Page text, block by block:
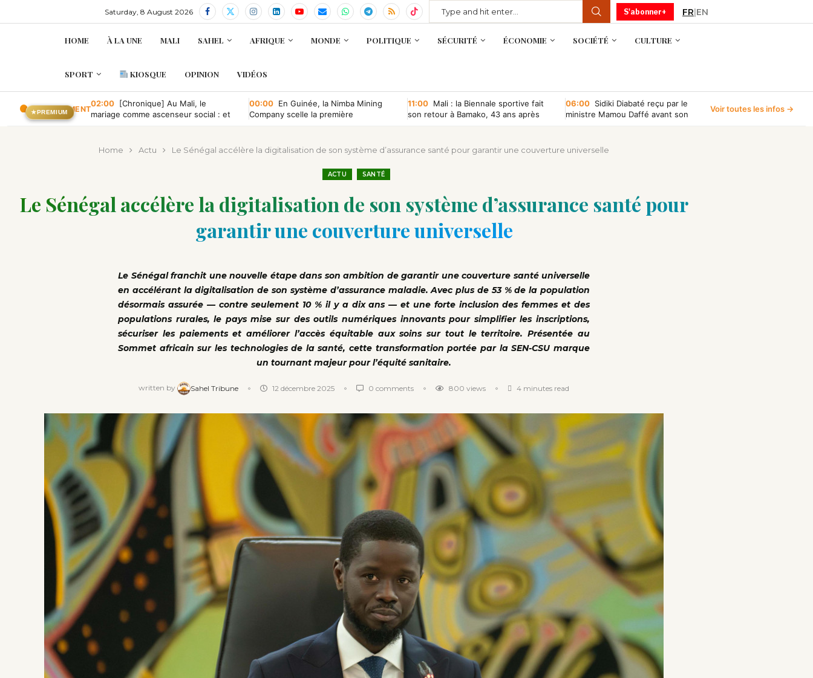
Saturday, 8 August 2026 S'abonner+ FR|EN
HOME À LA UNE MALI SAHEL AFRIQUE MONDE POLITIQUE SÉCURITÉ ÉCONOMIE SOCIÉTÉ CULTURE
SPORT KIOSQUE OPINION VIDÉOS
EN CE MOMENT
★PREMIUM
02:00 [Chronique] Au Mali, le
mariage comme ascenseur social : et
00:00 En Guinée, la Nimba Mining
Company scelle la première
11:00 Mali : la Biennale sportive fait
son retour à Bamako, 43 ans après
06:00 Sidiki Diabaté reçu par le
ministre Mamou Daffé avant son
Voir toutes les infos →
Home Actu Le Sénégal accélère la digitalisation de son système d’assurance santé pour garantir une couverture universelle
ACTU SANTÉ
Le Sénégal accélère la digitalisation de son système d’assurance santé pour
garantir une couverture universelle
Le Sénégal franchit une nouvelle étape dans son ambition de garantir une couverture santé universelle
en accélérant la digitalisation de son système d’assurance maladie. Avec plus de 53 % de la population
désormais assurée — contre seulement 10 % il y a dix ans — et une forte inclusion des femmes et des
populations rurales, le pays mise sur des outils numériques innovants pour simplifier les inscriptions,
sécuriser les paiements et améliorer l’accès équitable aux soins sur tout le territoire. Présentée au
Sommet africain sur les technologies de la santé, cette transformation portée par la SEN-CSU marque
un tournant majeur pour l’équité sanitaire.
written by Sahel Tribune 12 décembre 2025 0 comments 800 views 4 minutes read